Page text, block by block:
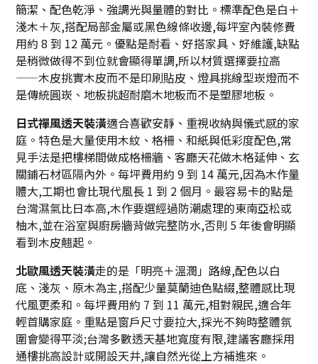
簡潔、配色乾淨、強調光與量體的對比。標準配色是白＋
淺木＋灰,搭配局部金屬或黑色線條收邊,每坪室內裝修費
用約 8 到 12 萬元。優點是耐看、好搭家具、好維護,缺點
是稍微做得不到位就會顯得單調,所以材質選擇要拉高
——木皮挑實木皮而不是印刷貼皮、燈具挑線型崁燈而不
是傳統圓崁、地板挑超耐磨木地板而不是塑膠地板。
日式禪風透天裝潢適合喜歡安靜、重視收納與儀式感的家
庭。特色是大量使用木紋、格柵、和紙與低彩度配色,常
見手法是把樓梯間做成格柵牆、客廳天花做木格延伸、玄
關鋪石材區隔內外。每坪費用約 9 到 14 萬元,因為木作量
體大,工期也會比現代風長 1 到 2 個月。最容易卡的點是
台灣濕氣比日本高,木作要選經過防潮處理的東南亞松或
柚木,並在浴室與廚房牆背做完整防水,否則 5 年後會明顯
看到木皮翹起。
北歐風透天裝潢走的是「明亮＋溫潤」路線,配色以白
底、淺灰、原木為主,搭配少量莫蘭迪色點綴,整體感比現
代風更柔和。每坪費用約 7 到 11 萬元,相對親民,適合年
輕首購家庭。重點是窗戶尺寸要拉大,採光不夠時整體氛
圍會變得平淡;台灣多數透天基地寬度有限,建議客廳採用
通樓挑高設計或開設天井,讓自然光從上方補進來。